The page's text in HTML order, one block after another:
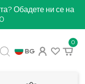
Обадете ни се на
0
BG